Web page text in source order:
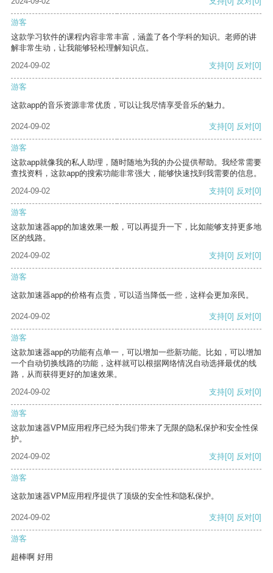
游客
这款学习软件的课程内容非常丰富，涵盖了各个学科的知识。老师的讲
解非常生动，让我能够轻松理解知识点。
2024-09-02
支持[0] 反对[0]
游客
这款app的音乐资源非常优质，可以让我尽情享受音乐的魅力。
2024-09-02 支持[0] 反对[0]
游客
这款app就像我的私人助理，随时随地为我的办公提供帮助。我经常需要
查找资料，这款app的搜索功能非常强大，能够快速找到我需要的信息。
2024-09-02
支持[0] 反对[0]
游客
这款加速器app的加速效果一般，可以再提升一下，比如能够支持更多地
区的线路。
2024-09-02
支持[0] 反对[0]
游客
这款加速器app的价格有点贵，可以适当降低一些，这样会更加亲民。
2024-09-02 支持[0] 反对[0]
游客
这款加速器app的功能有点单一，可以增加一些新功能。比如，可以增加
一个自动切换线路的功能，这样就可以根据网络情况自动选择最优的线
路，从而获得更好的加速效果。
2024-09-02
支持[0] 反对[0]
游客
这款加速器VPM应用程序已经为我们带来了无限的隐私保护和安全性保
护。
2024-09-02
支持[0] 反对[0]
游客
这款加速器VPM应用程序提供了顶级的安全性和隐私保护。
2024-09-02 支持[0] 反对[0]
游客
超棒啊 好用